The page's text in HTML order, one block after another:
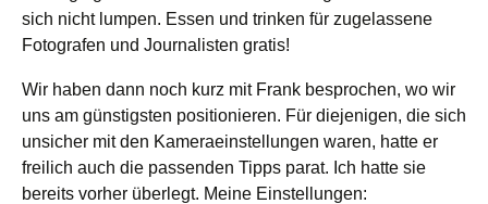
sich nicht lumpen. Essen und trinken für zugelassene
Fotografen und Journalisten gratis!
Wir haben dann noch kurz mit Frank besprochen, wo wir
uns am günstigsten positionieren. Für diejenigen, die sich
unsicher mit den Kameraeinstellungen waren, hatte er
freilich auch die passenden Tipps parat. Ich hatte sie
bereits vorher überlegt. Meine Einstellungen: